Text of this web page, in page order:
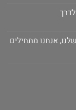
אנחנו מתחילים